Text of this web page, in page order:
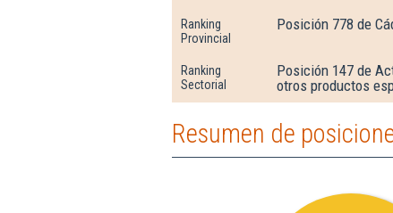
Ranking
Provincial
Posición 778 de
Ranking
Sectorial
Posición 147 de
otros productos
Resumen de